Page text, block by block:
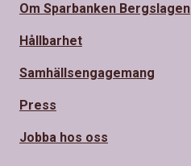
Om Sparbanken Bergslagen
Hållbarhet
Samhällsengagemang
Press
Jobba hos oss